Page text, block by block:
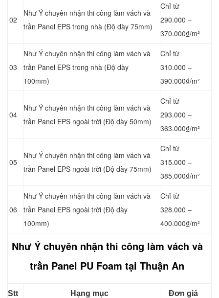
02
Như Ý chuyên nhận thi công làm vách và
trần Panel EPS trong nhà (Độ dày 75mm)
Chỉ từ
290.000 –
370.000₫/m²
03
Như Ý chuyên nhận thi công làm vách và
trần Panel EPS trong nhà (Độ dày
100mm)
Chỉ từ
310.000 –
390.000₫/m²
04
Như Ý chuyên nhận thi công làm vách và
trần Panel EPS ngoài trời (Độ dày 50mm)
Chỉ từ
293.000 –
363.000₫/m²
05
Như Ý chuyên nhận thi công làm vách và
trần Panel EPS ngoài trời (Độ dày 75mm)
Chỉ từ
315.000 –
385.000₫/m²
06
Như Ý chuyên nhận thi công làm vách và
trần Panel EPS ngoài trời (Độ dày
100mm)
Chỉ từ
328.000 –
400.000₫/m²
Như Ý chuyên nhận thi công làm vách và
trần Panel PU Foam tại Thuận An
Stt Hạng mục Đơn giá